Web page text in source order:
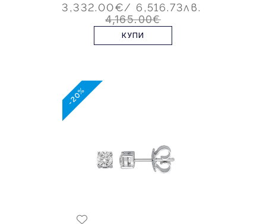
3,332.00€/ 6,516.73лв.
4,165.00€
КУПИ
-20%